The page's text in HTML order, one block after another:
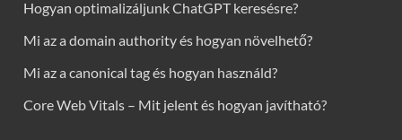
Hogyan optimalizáljunk ChatGPT keresésre?
Mi az a domain authority és hogyan növelhető?
Mi az a canonical tag és hogyan használd?
Core Web Vitals – Mit jelent és hogyan javítható?